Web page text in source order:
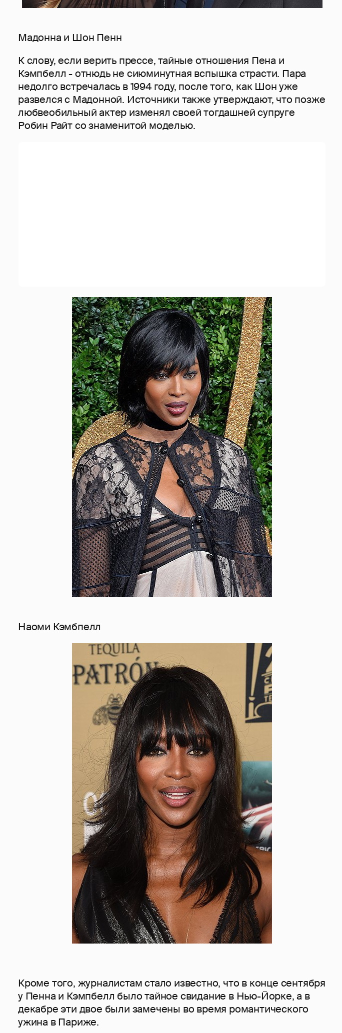
Мадонна и Шон Пенн
К слову, если верить прессе, тайные отношения Пена и
Кэмпбелл - отнюдь не сиюминутная вспышка страсти. Пара
недолго встречалась в 1994 году, после того, как Шон уже
развелся с Мадонной. Источники также утверждают, что позже
любвеобильный актер изменял своей тогдашней супруге
Робин Райт со знаменитой моделью.
Наоми Кэмбпелл
Кроме того, журналистам стало известно, что в конце сентября
у Пенна и Кэмпбелл было тайное свидание в Нью-Йорке, а в
декабре эти двое были замечены во время романтического
ужина в Париже.